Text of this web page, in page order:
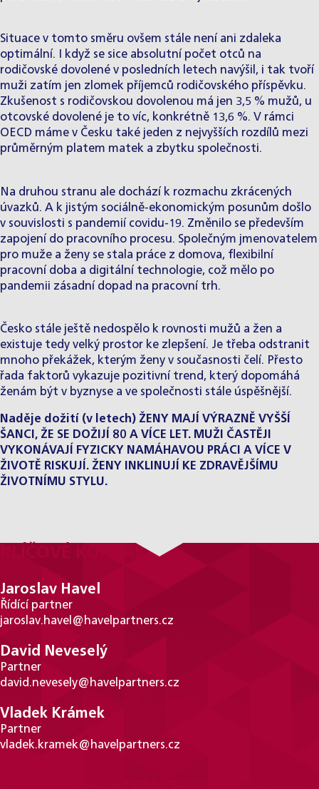
Situace v tomto směru ovšem stále není ani zdaleka
optimální. I když se sice absolutní počet otců na
rodičovské dovolené v posledních letech navýšil, i tak tvoří
muži zatím jen zlomek příjemců rodičovského příspěvku.
Zkušenost s rodičovskou dovolenou má jen 3,5 % mužů, u
otcovské dovolené je to víc, konkrétně 13,6 %. V rámci
OECD máme v Česku také jeden z nejvyšších rozdílů mezi
průměrným platem matek a zbytku společnosti.
Na druhou stranu ale dochází k rozmachu zkrácených
úvazků. A k jistým sociálně-ekonomickým posunům došlo
v souvislosti s pandemií covidu-19. Změnilo se především
zapojení do pracovního procesu. Společným jmenovatelem
pro muže a ženy se stala práce z domova, flexibilní
pracovní doba a digitální technologie, což mělo po
pandemii zásadní dopad na pracovní trh.
Česko stále ještě nedospělo k rovnosti mužů a žen a
existuje tedy velký prostor ke zlepšení. Je třeba odstranit
mnoho překážek, kterým ženy v současnosti čelí. Přesto
řada faktorů vykazuje pozitivní trend, který dopomáhá
ženám být v byznyse a ve společnosti stále úspěšnější.
Naděje dožití (v letech) ŽENY MAJÍ VÝRAZNĚ VYŠŠÍ
ŠANCI, ŽE SE DOŽIJÍ 80 A VÍCE LET. MUŽI ČASTĚJI
VYKONÁVAJÍ FYZICKY NAMÁHAVOU PRÁCI A VÍCE V
ŽIVOTĚ RISKUJÍ. ŽENY INKLINUJÍ KE ZDRAVĚJŠÍMU
ŽIVOTNÍMU STYLU.
KLÍČOVÉ KONTAKTY
Jaroslav Havel
Řídící partner
jaroslav.havel@havelpartners.cz
David Neveselý
Partner
david.nevesely@havelpartners.cz
Vladek Krámek
Partner
vladek.kramek@havelpartners.cz